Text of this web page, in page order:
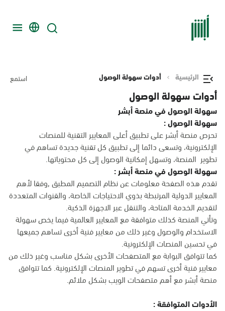
الرئيسية أدوات سهولة الوصول استمع
أدوات سهولة الوصول
سهولة الوصول في منصة أبشر
سهولة الوصول :
تحرص منصة أبشر على تطبيق أعلى المعايير التقنية للمنصات
الإلكترونية، وتسعى دائما إلى تطبيق كل تقنية جديدة تساهم في
تطوير المنصة، وتسهل إمكانية الوصول إلى كل محتوياتها.
سهولة الوصول في منصة أبشر :
تقدم هذه الصفحة معلومات عن نظام التصميم المطبق ,وفقا لأهم
المعايير الدولية المرتبطة بذوي الاحتياجات الخاصة، والقنوات المتعددة
لتقديم الخدمة المتاحة، والتنقل عبر الاجهزة الذكية.
وتأتي المنصة كذلك متوافقة مع المعايير العالمية فيما يخص سهولة
الاستخدام والوصول وغير ذلك من معايير فنية أخرى تساهم جميعها
في تحسين المنصات الإلكترونية.
كما تتوافق البوابة مع المتصفحات الأخرى بشكل مناسب وغير ذلك من
معايير فنية أخرى تسهم في تطوير المنصات الإلكترونية. كما تتوافق
منصة أبشر مع أهم متصفحات الويب بشكل ملائم.
الأدوات المتوافقة :